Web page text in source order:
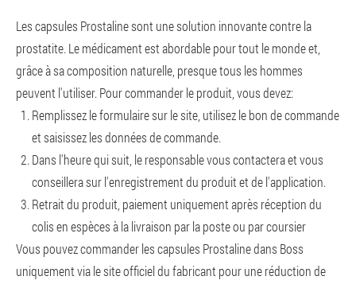
Les capsules Prostaline sont une solution innovante contre la
prostatite. Le médicament est abordable pour tout le monde et,
grâce à sa composition naturelle, presque tous les hommes
peuvent l'utiliser. Pour commander le produit, vous devez:
Remplissez le formulaire sur le site, utilisez le bon de commande
et saisissez les données de commande.
Dans l'heure qui suit, le responsable vous contactera et vous
conseillera sur l'enregistrement du produit et de l'application.
Retrait du produit, paiement uniquement après réception du
colis en espèces à la livraison par la poste ou par coursier
Vous pouvez commander les capsules Prostaline dans Boss
uniquement via le site officiel du fabricant pour une réduction de